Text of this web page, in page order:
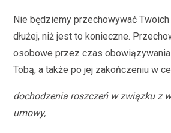
Nie będziemy przechowywać
dłużej, niż jest to konieczne.
osobowe przez czas
Tobą, a także po jej zakończeniu w
dochodzenia roszczeń w związku z
umowy,